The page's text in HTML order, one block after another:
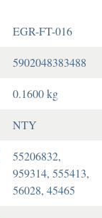
EGR-FT-016
5902048383488
0.1600 kg
NTY
55206832,
959314, 555413,
56028, 45465